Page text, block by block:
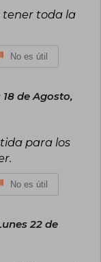
tener toda la
No es útil
18 de Agosto,
para los
No es útil
22 de